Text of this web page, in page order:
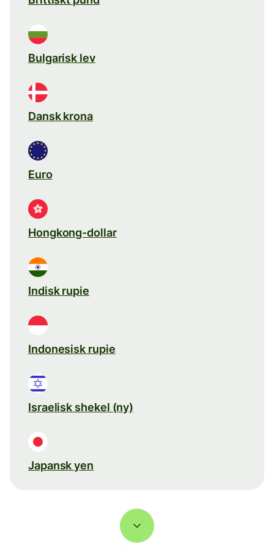
Bulgarisk lev
Dansk krona
Euro
Hongkong-dollar
Indisk rupie
Indonesisk rupie
Israelisk shekel (ny)
Japansk yen